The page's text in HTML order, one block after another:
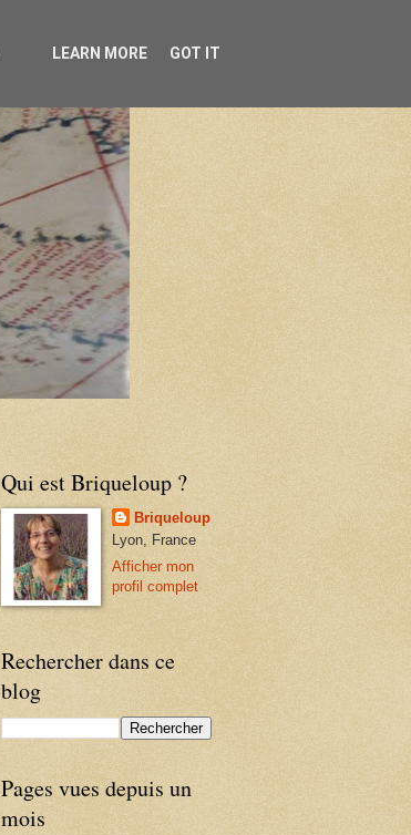
Qui est Briqueloup ?
Briqueloup
Lyon, France
Afficher mon
profil complet
Rechercher dans ce
blog
Pages vues depuis un
mois
LEARN MORE GOT IT